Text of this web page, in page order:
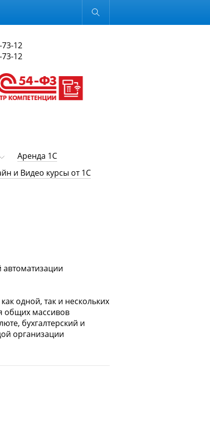
Обычная версия
12
12
Аренда 1С
и Видео курсы от 1С
одной, так и нескольких
общих массивов
бухгалтерский и
организации